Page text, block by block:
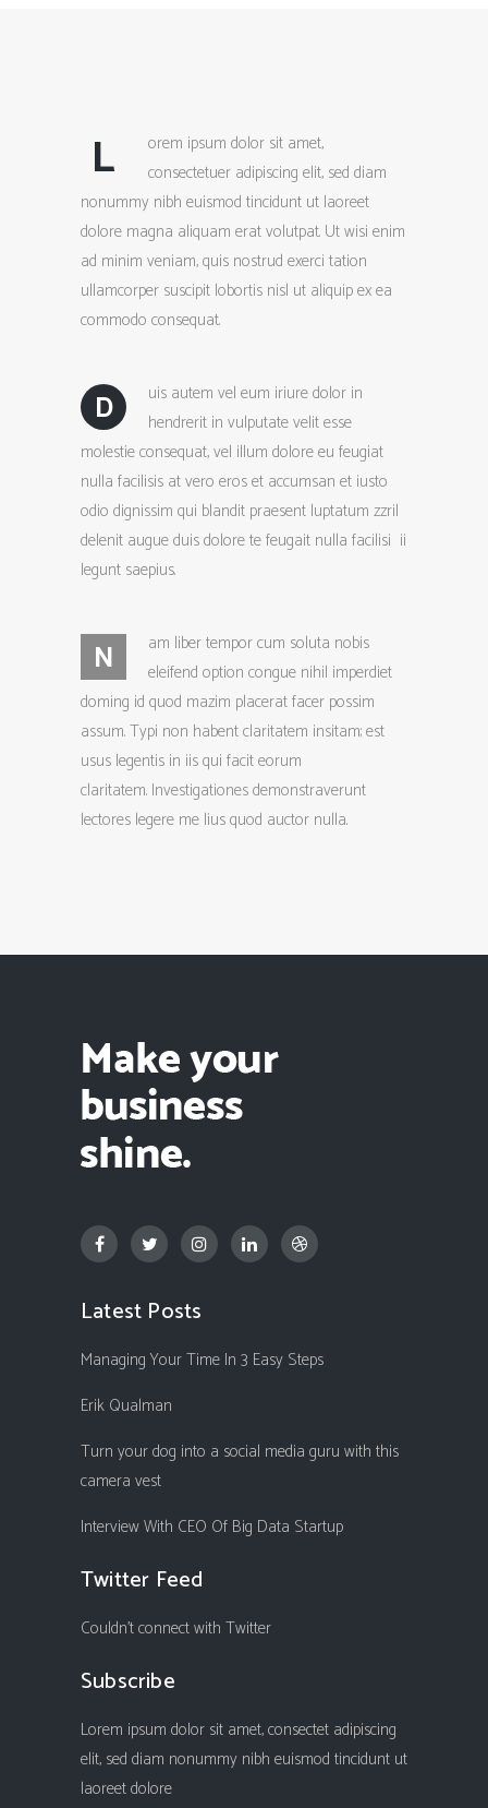
L
orem ipsum dolor sit amet,
consectetuer adipiscing elit, sed diam
nonummy nibh euismod tincidunt ut laoreet
dolore magna aliquam erat volutpat. Ut wisi enim
ad minim veniam, quis nostrud exerci tation
ullamcorper suscipit lobortis nisl ut aliquip ex ea
commodo consequat.
D
uis autem vel eum iriure dolor in
hendrerit in vulputate velit esse
molestie consequat, vel illum dolore eu feugiat
nulla facilisis at vero eros et accumsan et iusto
odio dignissim qui blandit praesent luptatum zzril
delenit augue duis dolore te feugait nulla facilisi ii
legunt saepius.
N
am liber tempor cum soluta nobis
eleifend option congue nihil imperdiet
doming id quod mazim placerat facer possim
assum. Typi non habent claritatem insitam; est
usus legentis in iis qui facit eorum
claritatem. Investigationes demonstraverunt
lectores legere me lius quod auctor nulla.
Latest Posts
Managing Your Time In 3 Easy Steps
Erik Qualman
Turn your dog into a social media guru with this
camera vest
Interview With CEO Of Big Data Startup
Twitter Feed
Couldn't connect with Twitter
Subscribe
Lorem ipsum dolor sit amet, consectet adipiscing
elit, sed diam nonummy nibh euismod tincidunt ut
laoreet dolore